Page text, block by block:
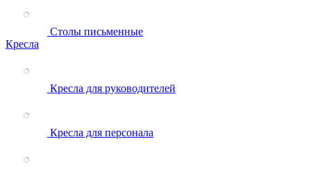
Столы письменные
Кресла
Кресла для руководителей
Кресла для персонала